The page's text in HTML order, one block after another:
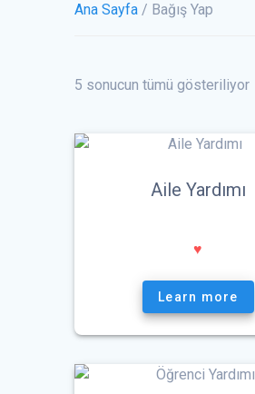
Ana Sayfa / Bağış Yap
5 sonucun tümü gösteriliyor
Aile Yardımı
♥
Learn more